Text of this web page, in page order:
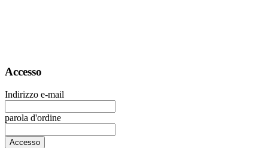
Accesso
Indirizzo e-mail
parola d'ordine
Accesso